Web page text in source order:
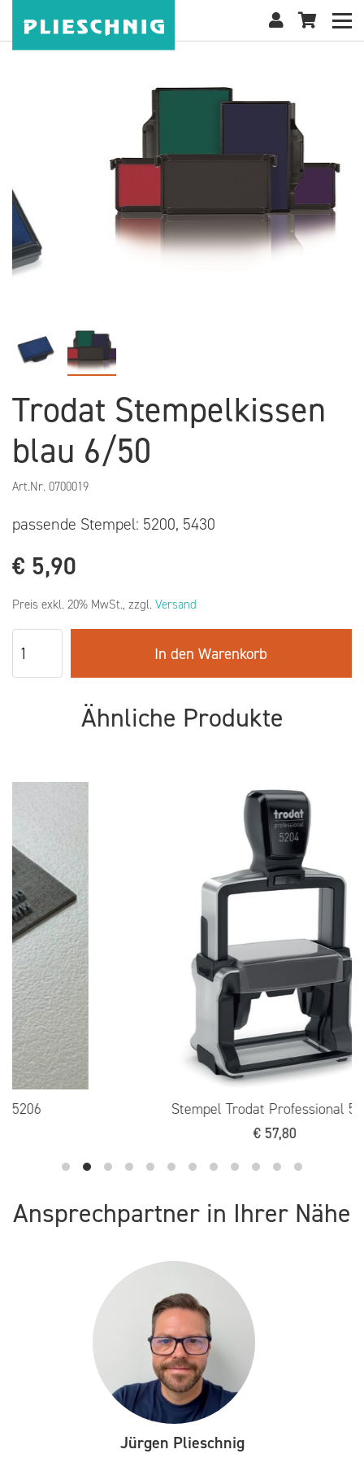
Trodat Stempelkissen
blau 6/50
Art.Nr.0700019
passende Stempel: 5200, 5430
€5,90
Preis exkl. 20% MwSt., zzgl.
Ähnliche Produkte
Stempel Trodat Professional 5204
Ansprechpartner in Ihrer Nähe
Jürgen Plieschnig
Geschäftsführer, Buchhaltung, Grafikdesign, Außendienst